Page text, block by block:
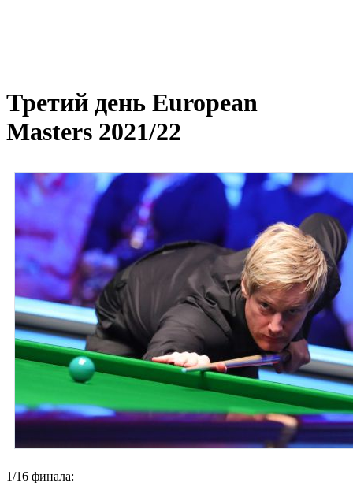
Третий день European
Masters 2021/22
1/16 финала: